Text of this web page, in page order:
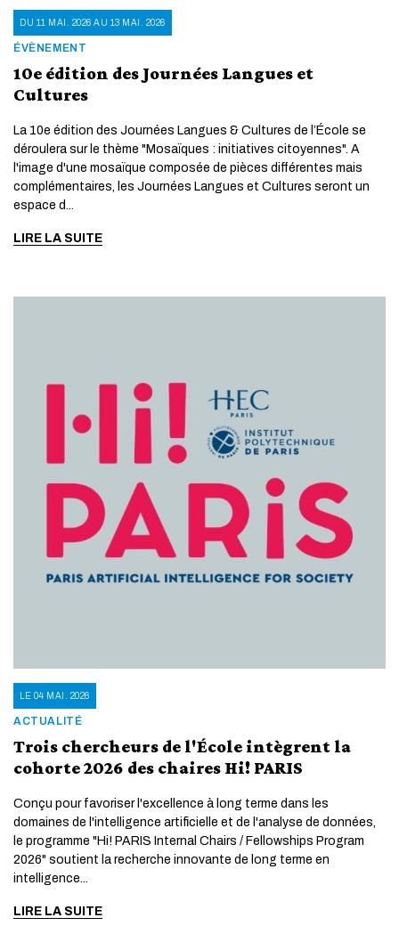
ÉVÈNEMENT
DU 11 MAI. 2026 AU 13 MAI. 2026
10e édition des Journées Langues et
Cultures
La 10e édition des Journées Langues & Cultures de l’École se
déroulera sur le thème "Mosaïques : initiatives citoyennes". A
l'image d'une mosaïque composée de pièces différentes mais
complémentaires, les Journées Langues et Cultures seront un
espace d...
LIRE LA SUITE
ACTUALITÉ
LE 04 MAI. 2026
Trois chercheurs de l'École intègrent la
cohorte 2026 des chaires Hi! PARIS
Conçu pour favoriser l'excellence à long terme dans les
domaines de l'intelligence artificielle et de l'analyse de données,
le programme "Hi! PARIS Internal Chairs / Fellowships Program
2026" soutient la recherche innovante de long terme en
intelligence...
LIRE LA SUITE